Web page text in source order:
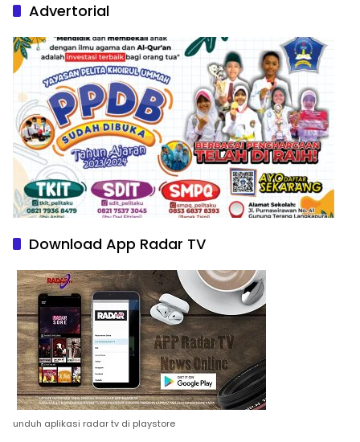
Advertorial
Download App Radar TV
unduh aplikasi radar tv di playstore